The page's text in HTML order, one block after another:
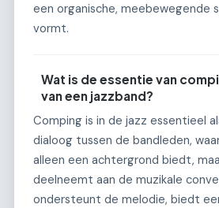
een organische, meebewegende
vormt.
Wat is de essentie van
van een jazzband?
Comping is in de jazz essentieel
dialoog tussen de bandleden,
alleen een achtergrond biedt,
deelneemt aan de muzikale
ondersteunt de melodie, biedt